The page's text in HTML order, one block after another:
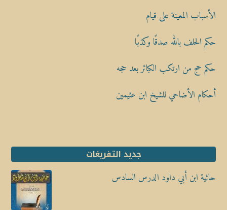
الأسباب المعينة على قيام
حكم الحلف بالله صدقًا وكذبًا
حكم حج من ارتكب الكبائر بعد حجه
أحكام الأضاحي للشيخ ابن عثيمين
جديد التفريغات
حائية ابن أبي داود الدرس السادس